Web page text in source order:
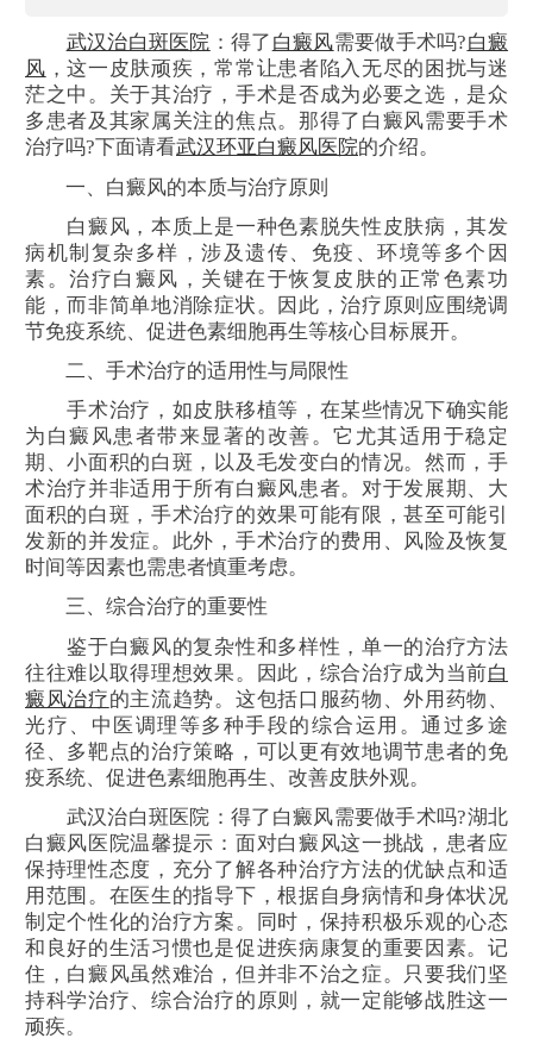
武汉治白斑医院 ：得了 白癜风需要做手术吗?白癜
风 ，这一皮肤顽疾，常常让患者陷入无尽的困扰与迷
茫之中。关于其治疗，手术是否成为必要之选，是众
多患者及其家属关注的焦点。那得了白癜风需要手术
治疗吗?下面请看武汉环亚白癜风医院的介绍。
一、白癜风的本质与治疗原则
白癜风，本质上是一种色素脱失性皮肤病，其发
病机制复杂多样，涉及遗传、免疫、环境等多个因
素。治疗白癜风，关键在于恢复皮肤的正常色素功
能，而非简单地消除症状。因此，治疗原则应围绕调
节免疫系统、促进色素细胞再生等核心目标展开。
二、手术治疗的适用性与局限性
手术治疗，如皮肤移植等，在某些情况下确实能
为白癜风患者带来显著的改善。它尤其适用于稳定
期、小面积的白斑，以及毛发变白的情况。然而，手
术治疗并非适用于所有白癜风患者。对于发展期、大
面积的白斑，手术治疗的效果可能有限，甚至可能引
发新的并发症。此外，手术治疗的费用、风险及恢复
时间等因素也需患者慎重考虑。
三、综合治疗的重要性
鉴于白癜风的复杂性和多样性，单一的治疗方法
往往难以取得理想效果。因此，综合治疗成为当前白
癜风治疗的主流趋势。这包括口服药物、外用药物、
光疗、中医调理等多种手段的综合运用。通过多途
径、多靶点的治疗策略，可以更有效地调节患者的免
疫系统、促进色素细胞再生、改善皮肤外观。
武汉治白斑医院：得了白癜风需要做手术吗?湖北
白癜风医院温馨提示：面对白癜风这一挑战，患者应
保持理性态度，充分了解各种治疗方法的优缺点和适
用范围。在医生的指导下，根据自身病情和身体状况
制定个性化的治疗方案。同时，保持积极乐观的心态
和良好的生活习惯也是促进疾病康复的重要因素。记
住，白癜风虽然难治，但并非不治之症。只要我们坚
持科学治疗、综合治疗的原则，就一定能够战胜这一
顽疾。